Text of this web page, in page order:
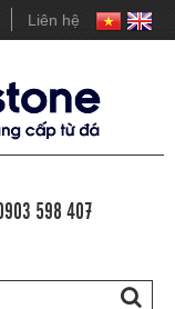
Liên hệ
598 407